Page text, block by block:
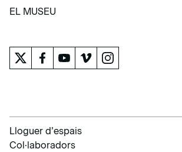
APRENDRE
EL MUSEU
Lloguer d’espais
Col·laboradors